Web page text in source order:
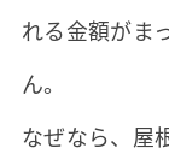
れる金額がま
ん。
なぜなら、屋